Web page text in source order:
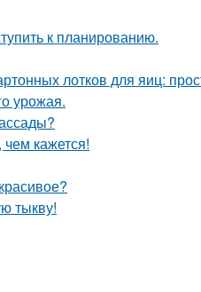
к планированию.
лотков для яиц:
урожая.
кажется!
тыкву!